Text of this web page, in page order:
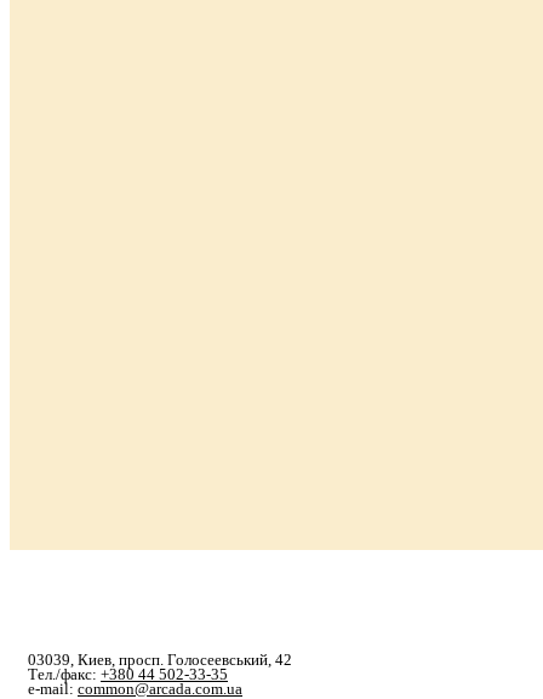
03039, Киев, просп. Голосеевський, 42
Тел./факс: +380 44 502-33-35
e-mail: common@arcada.com.ua